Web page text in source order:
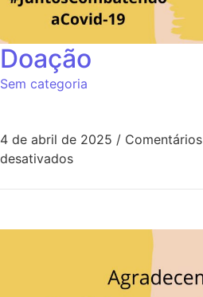
Doação
Sem categoria
4 de abril de 2025 / Comentários
desativados